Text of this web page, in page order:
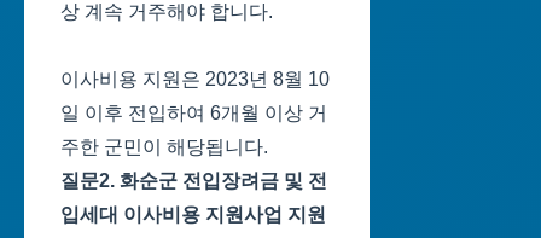
상 계속 거주해야 합니다.
이사비용 지원은 2023년 8월 10
일 이후 전입하여 6개월 이상 거
주한 군민이 해당됩니다.
질문2. 화순군 전입장려금 및 전
입세대 이사비용 지원사업 지원